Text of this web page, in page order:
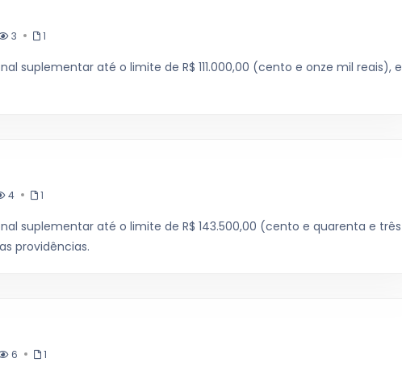
3 1
suplementar até o limite de R$ 111.000,00 (cento e onze mil reais), e
4 1
suplementar até o limite de R$ 143.500,00 (cento e quarenta e três
providências.
6 1